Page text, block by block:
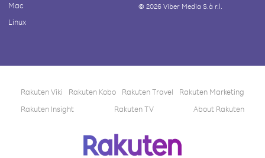
Mac
Linux
© 2026Viber Media S.à r.l.
Rakuten Viki Rakuten Kobo Rakuten Travel
Rakuten Marketing
Rakuten Insight
Rakuten TV About Rakuten